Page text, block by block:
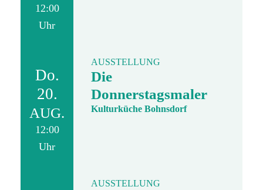
12:00
Uhr
Do.
20.
AUG.
12:00
Uhr
AUSSTELLUNG
Die
Donnerstagsmaler
Kulturküche Bohnsdorf
AUSSTELLUNG